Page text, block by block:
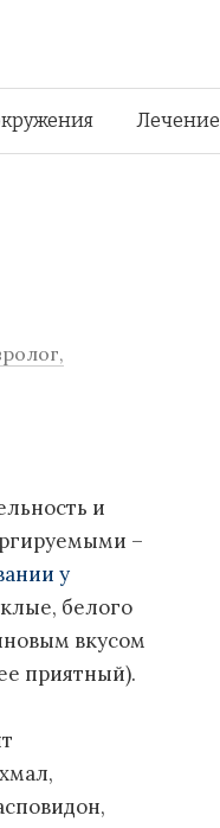
Лечение
и
–
у
белого
вкусом
приятный).